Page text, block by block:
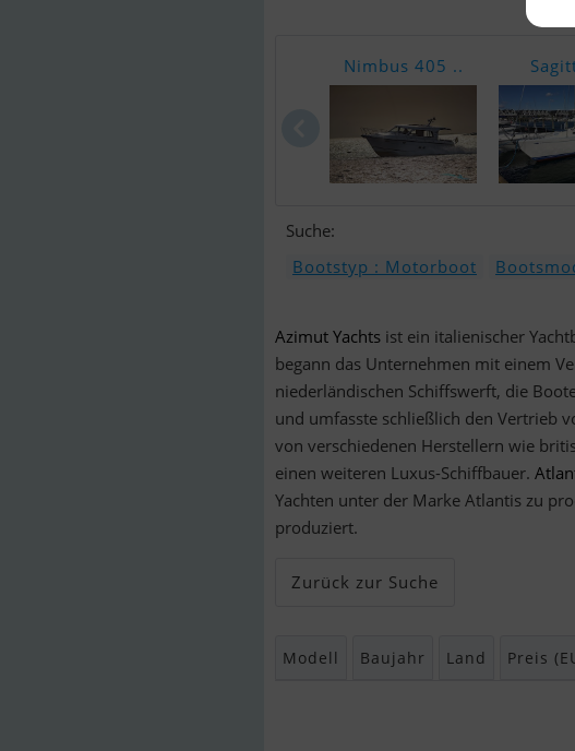
Nimbus 405 ..
Suche:
Bootstyp : Motorboot
Azimut Yachts ist ein italienischer
begann das Unternehmen mit einem
niederländischen Schiffswerft, die
und umfasste schließlich den Vertrieb
von verschiedenen Herstellern wie
einen weiteren Luxus-Schiffbauer.
Yachten unter der Marke Atlantis zu
produziert.
Zurück zur Suche
Modell Baujahr Land Preis